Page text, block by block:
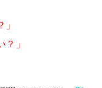
」
？」